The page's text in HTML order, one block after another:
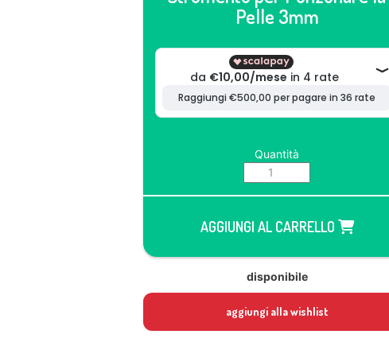
Pelle 3mm
Quantità
AGGIUNGI AL CARRELLO
disponibile
aggiungi alla wishlist